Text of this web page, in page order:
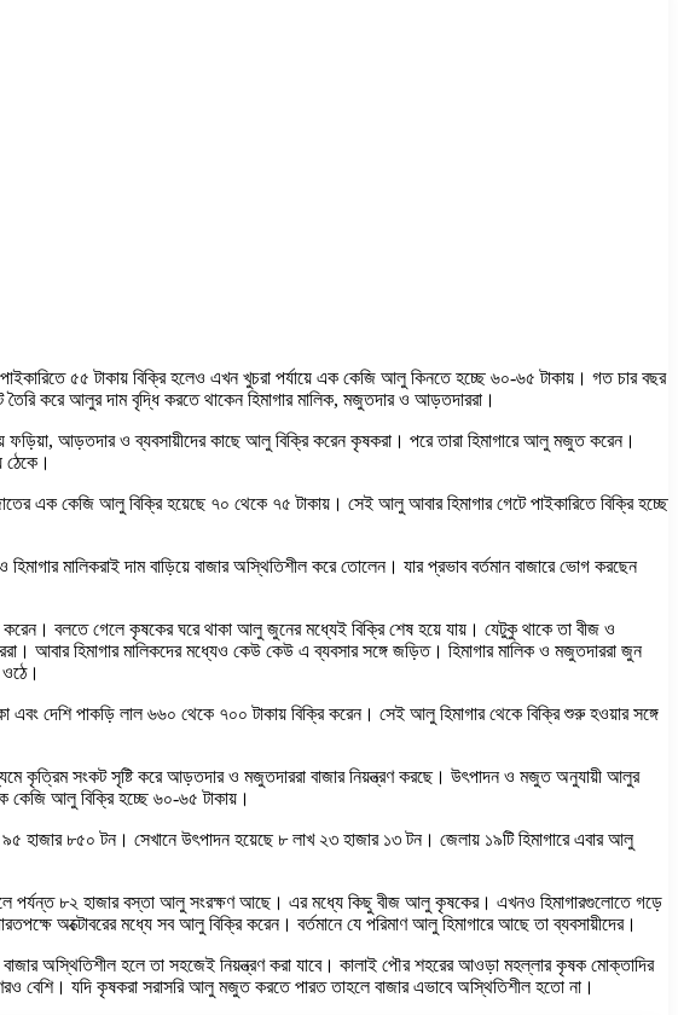
৫৫ টাকায় বিক্রি হলেও এখন খুচরা পর্যায়ে এক কেজি আলু কিনতে হচ্ছে ৬০-৬৫ টাকায়। গত চার বছর
করে আলুর দাম বৃদ্ধি করতে থাকেন হিমাগার মালিক, মজুতদার ও আড়তদাররা।
আড়তদার ও ব্যবসায়ীদের কাছে আলু বিক্রি করেন কৃষকরা। পরে তারা হিমাগারে আলু মজুত করেন।
ঠেকে।
এক কেজি আলু বিক্রি হয়েছে ৭০ থেকে ৭৫ টাকায়। সেই আলু আবার হিমাগার গেটে পাইকারিতে বিক্রি হচ্ছে
মালিকরাই দাম বাড়িয়ে বাজার অস্থিতিশীল করে তোলেন। যার প্রভাব বর্তমান বাজারে ভোগ করছেন
বলতে গেলে কৃষকের ঘরে থাকা আলু জুনের মধ্যেই বিক্রি শেষ হয়ে যায়। যেটুকু থাকে তা বীজ ও
আবার হিমাগার মালিকদের মধ্যেও কেউ কেউ এ ব্যবসার সঙ্গে জড়িত। হিমাগার মালিক ও মজুতদাররা জুন
ওঠে।
দেশি পাকড়ি লাল ৬৬০ থেকে ৭০০ টাকায় বিক্রি করেন। সেই আলু হিমাগার থেকে বিক্রি শুরু হওয়ার সঙ্গে
কৃত্রিম সংকট সৃষ্টি করে আড়তদার ও মজুতদাররা বাজার নিয়ন্ত্রণ করছে। উৎপাদন ও মজুত অনুযায়ী আলুর
কেজি আলু বিক্রি হচ্ছে ৬০-৬৫ টাকায়।
হাজার ৮৫০ টন। সেখানে উৎপাদন হয়েছে ৮ লাখ ২৩ হাজার ১৩ টন। জেলায় ১৯টি হিমাগারে এবার আলু
পর্যন্ত ৮২ হাজার বস্তা আলু সংরক্ষণ আছে। এর মধ্যে কিছু বীজ আলু কৃষকের। এখনও হিমাগারগুলোতে গড়ে
অক্টোবরের মধ্যে সব আলু বিক্রি করেন। বর্তমানে যে পরিমাণ আলু হিমাগারে আছে তা ব্যবসায়ীদের।
বাজার অস্থিতিশীল হলে তা সহজেই নিয়ন্ত্রণ করা যাবে। কালাই পৌর শহরের আওড়া মহল্লার কৃষক মোক্তাদির
বেশি। যদি কৃষকরা সরাসরি আলু মজুত করতে পারত তাহলে বাজার এভাবে অস্থিতিশীল হতো না।